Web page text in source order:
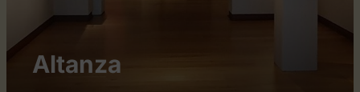
Altanza